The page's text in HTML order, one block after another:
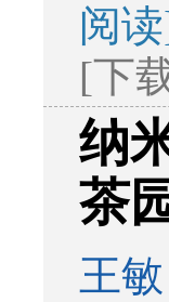
阅
[下
纳
茶
王